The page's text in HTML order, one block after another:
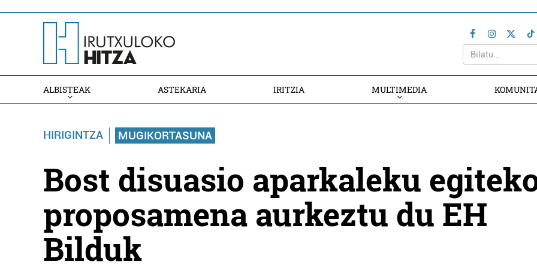
ALBISTEAK ASTEKARIA IRITZIA MULTIMEDIA
HIRIGINTZA MUGIKORTASUNA
Bost disuasio aparkaleku
proposamena aurkeztu du EH
Bilduk